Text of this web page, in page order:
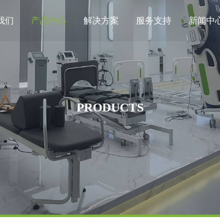
们 产品中心 解决方案 服务支持 新闻中
PRODUCTS